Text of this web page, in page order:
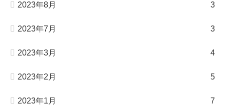
2023年8月 3
2023年7月 3
2023年3月 4
2023年2月 5
2023年1月 7